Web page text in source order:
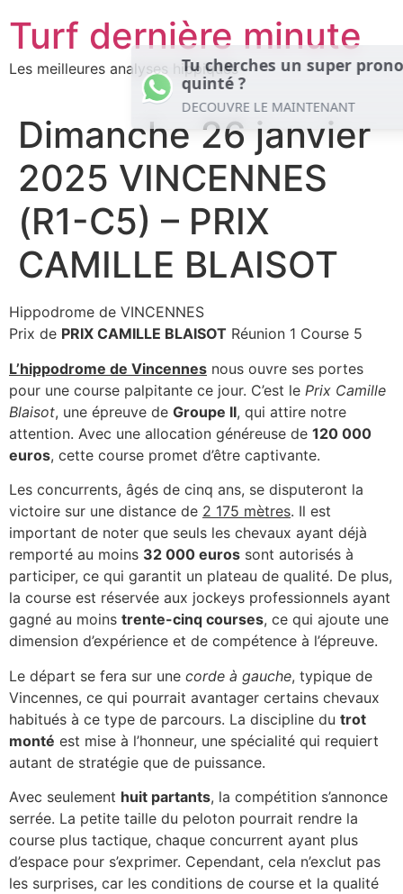
au
contenu
Turf dernière minute
Les meilleures analyses hippiques
Dimanche 26 janvier
2025 VINCENNES
(R1-C5) – PRIX
CAMILLE BLAISOT
Hippodrome de VINCENNES
Prix de PRIX CAMILLE BLAISOT Réunion 1 Course 5
L’hippodrome de Vincennes nous ouvre ses portes
pour une course palpitante ce jour. C’est le Prix Camille
Blaisot, une épreuve de Groupe II, qui attire notre
attention. Avec une allocation généreuse de 120 000
euros, cette course promet d’être captivante.
Les concurrents, âgés de cinq ans, se disputeront la
victoire sur une distance de 2 175 mètres. Il est
important de noter que seuls les chevaux ayant déjà
remporté au moins 32 000 euros sont autorisés à
participer, ce qui garantit un plateau de qualité. De plus,
la course est réservée aux jockeys professionnels ayant
gagné au moins trente-cinq courses, ce qui ajoute une
dimension d’expérience et de compétence à l’épreuve.
Le départ se fera sur une corde à gauche, typique de
Vincennes, ce qui pourrait avantager certains chevaux
habitués à ce type de parcours. La discipline du trot
monté est mise à l’honneur, une spécialité qui requiert
autant de stratégie que de puissance.
Avec seulement huit partants, la compétition s’annonce
serrée. La petite taille du peloton pourrait rendre la
course plus tactique, chaque concurrent ayant plus
d’espace pour s’exprimer. Cependant, cela n’exclut pas
les surprises, car les conditions de course et la qualité
Tu cherches un super prono pour le
now
DECOUVRE LE MAINTENANT